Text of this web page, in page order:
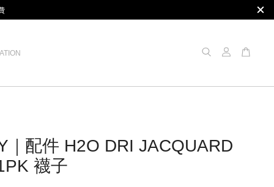
｜配件 H2O DRI JACQUARD
襪子